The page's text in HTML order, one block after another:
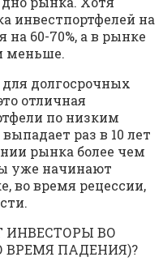
инвестпортфелей на
на 60-70%, а в рынке
меньше.
долгосрочных
отличная
по низким
раз в 10 лет
рынка более чем
уже начинают
во время рецессии,
ВО
ВРЕМЯ ПАДЕНИЯ)?